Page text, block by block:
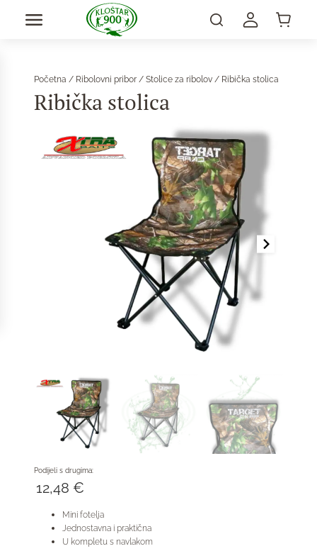
Početna / Ribolovni pribor / Stolice za ribolov / Ribička stolica
Ribička stolica
Podijeli s drugima:
12,48 €
Mini fotelja
Jednostavna i praktična
U kompletu s navlakom